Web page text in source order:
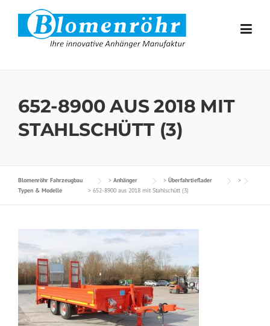
Skip to content
652-8900 AUS 2018 MIT
STAHLSCHÜTT (3)
Blomenröhr Fahrzeugbau > Anhänger > Überfahrtieflader
>
Typen & Modelle
> 652-8900 aus 2018 mit Stahlschütt (3)